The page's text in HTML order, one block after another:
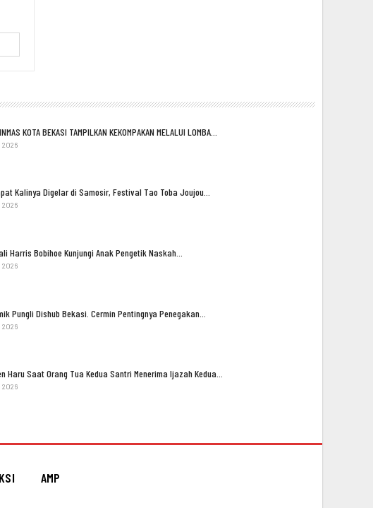
KOTA BEKASI TAMPILKAN KEKOMPAKAN MELALUI LOMBA…
2026
Kalinya Digelar di Samosir, Festival Tao Toba Joujou…
2026
Harris Bobihoe Kunjungi Anak Pengetik Naskah…
2026
Pungli Dishub Bekasi. Cermin Pentingnya Penegakan…
2026
Haru Saat Orang Tua Kedua Santri Menerima Ijazah Kedua…
2026
AMP